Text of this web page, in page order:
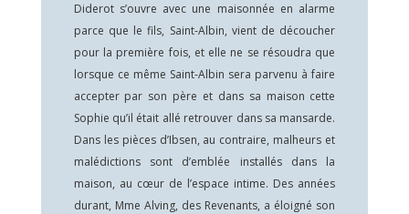
Diderot s’ouvre avec une maisonnée en alarme
parce que le fils, Saint-Albin, vient de découcher
pour la première fois, et elle ne se résoudra que
lorsque ce même Saint-Albin sera parvenu à faire
accepter par son père et dans sa maison cette
Sophie qu’il était allé retrouver dans sa mansarde.
Dans les pièces d’Ibsen, au contraire, malheurs et
malédictions sont d’emblée installés dans la
maison, au cœur de l’espace intime. Des années
durant, Mme Alving, des Revenants, a éloigné son